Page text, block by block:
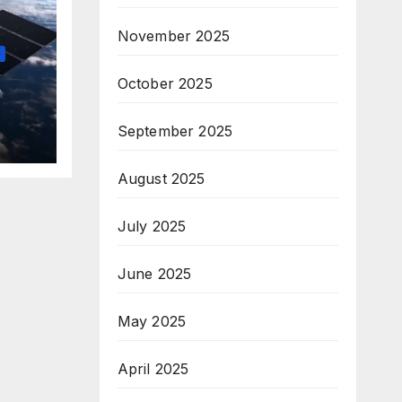
November 2025
October 2025
September 2025
August 2025
July 2025
June 2025
May 2025
April 2025